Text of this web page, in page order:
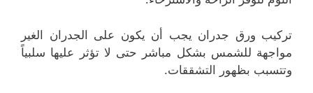
تركيب ورق جدران يجب أن يكون على الجدران الغير
مواجهة للشمس بشكل مباشر حتى لا تؤثر عليها سلبياً
وتتسبب بظهور التشققات.